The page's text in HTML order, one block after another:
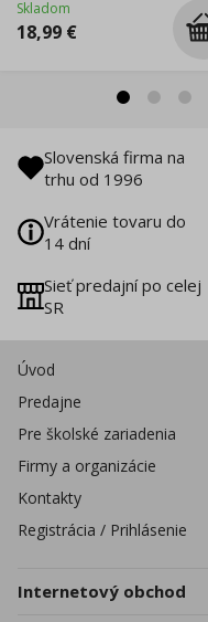
Skladom
18,99 €
Slovenská firma na
trhu od 1996
Vrátenie tovaru do
14 dní
Sieť predajní po celej
SR
Úvod
Predajne
Pre školské zariadenia
Firmy a organizácie
Kontakty
Registrácia / Prihlásenie
Internetový obchod